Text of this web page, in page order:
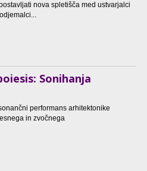
nova spletišča med ustvarjalci
Sonihanja
performans arhitektonike
in zvočnega